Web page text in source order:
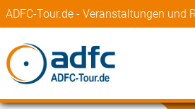
ADFC-Tour.de - Veranstaltungen und